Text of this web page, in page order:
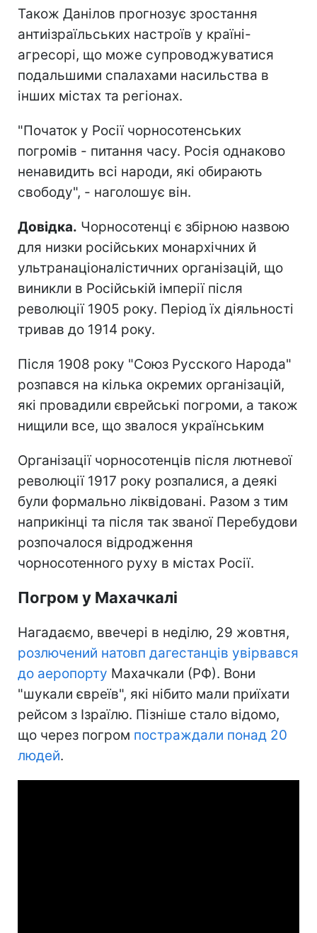
Також Данілов прогнозує зростання
антиізраїльських настроїв у країні-
агресорі, що може супроводжуватися
подальшими спалахами насильства в
інших містах та регіонах.
"Початок у Росії чорносотенських
погромів - питання часу. Росія однаково
ненавидить всі народи, які обирають
свободу", - наголошує він.
Довідка. Чорносотенці є збірною назвою
для низки російських монархічних й
ультранаціоналістичних організацій, що
виникли в Російській імперії після
революції 1905 року. Період їх діяльності
тривав до 1914 року.
Після 1908 року "Союз Русского Народа"
розпався на кілька окремих організацій,
які провадили єврейські погроми, а також
нищили все, що звалося українським
Організації чорносотенців після лютневої
революції 1917 року розпалися, а деякі
були формально ліквідовані. Разом з тим
наприкінці та після так званої Перебудови
розпочалося відродження
чорносотенного руху в містах Росії.
Погром у Махачкалі
Нагадаємо, ввечері в неділю, 29 жовтня,
розлючений натовп дагестанців увірвався
до аеропорту Махачкали (РФ). Вони
"шукали євреїв", які нібито мали приїхати
рейсом з Ізраїлю. Пізніше стало відомо,
що через погром постраждали понад 20
людей.